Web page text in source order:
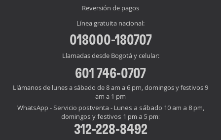
Reversión de pagos
Línea gratuita nacional:
018000-180707
Llamadas desde Bogotá y celular:
601 746-0707
Llámanos de lunes a sábado de 8 am a 6 pm, domingos y festivos 9
am a 1 pm
WhatsApp - Servicio postventa - Lunes a sábado 10 am a 8 pm,
domingos y festivos 1 pm a 5 pm:
312-228-8492